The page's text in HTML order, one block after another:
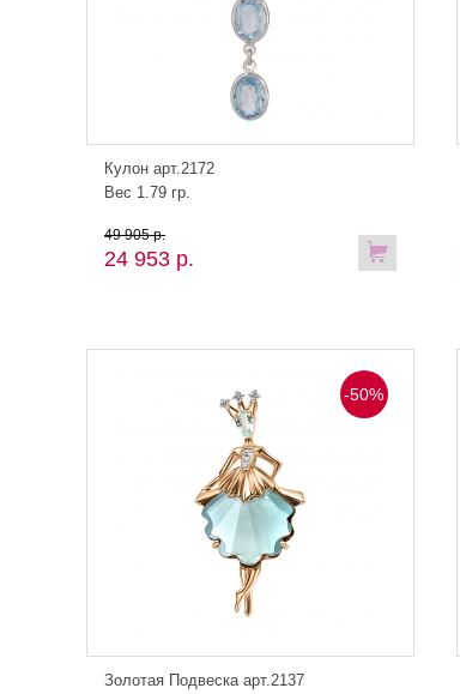
Кулон арт.2172
Вес 1.79 гр.
24 953 р.
49 905 р.
-50%
Золотая Подвеска арт.2137